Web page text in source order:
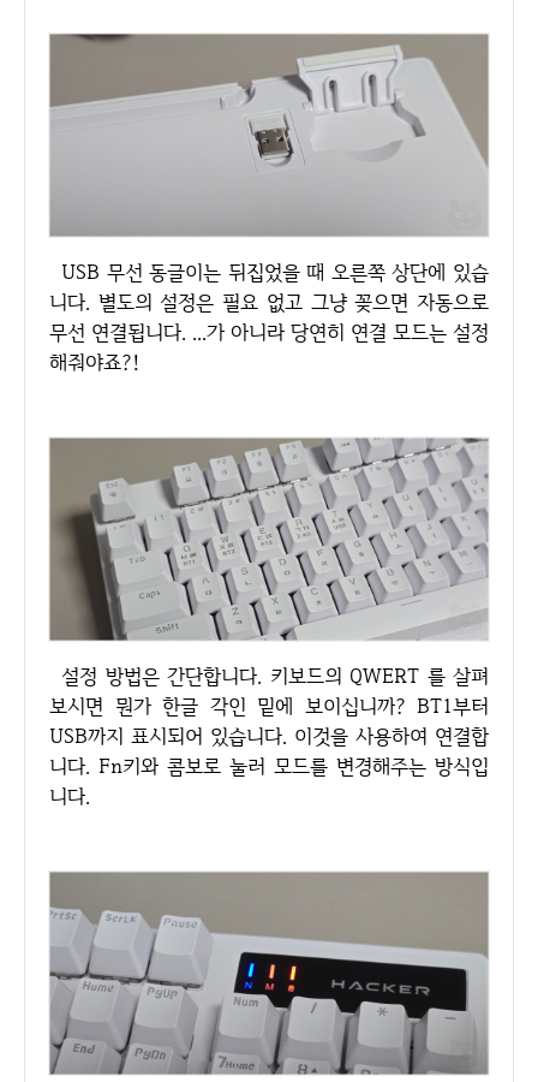
USB 무선 동글이는 뒤집었을 때 오른쪽 상단에 있습
니다. 별도의 설정은 필요 없고 그냥 꽂으면 자동으로
무선 연결됩니다. ...가 아니라 당연히 연결 모드는 설정
해줘야죠?!
설정 방법은 간단합니다. 키보드의 QWERT 를 살펴
보시면 뭔가 한글 각인 밑에 보이십니까? BT1부터
USB까지 표시되어 있습니다. 이것을 사용하여 연결합
니다. Fn키와 콤보로 눌러 모드를 변경해주는 방식입
니다.